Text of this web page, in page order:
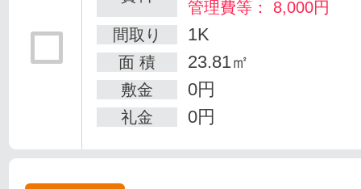
管理費等： 8,000円
間取り
1K
面 積 23.81㎡
敷金 0円
礼金 0円